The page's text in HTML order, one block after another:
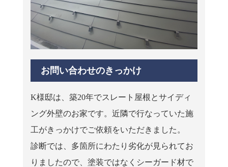
お問い合わせのきっかけ
K様邸は、築20年でスレート屋根とサイディ
ング外壁のお家です。近隣で行なっていた施
工がきっかけでご依頼をいただきました。
診断では、多箇所にわたり劣化が見られてお
りましたので、塗装ではなくシーガード材で